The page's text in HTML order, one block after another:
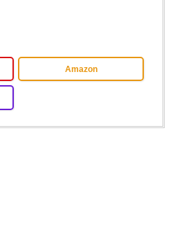
Amazon